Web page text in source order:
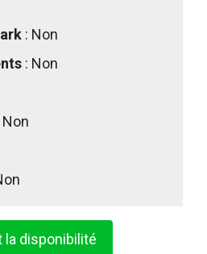
: Non
: Non
Non
la disponibilité